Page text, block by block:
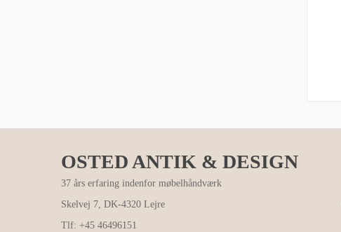
OSTED ANTIK & DESIGN
37 års erfaring indenfor møbelhåndværk
Skelvej 7, DK-4320 Lejre
Tlf: +45 46496151